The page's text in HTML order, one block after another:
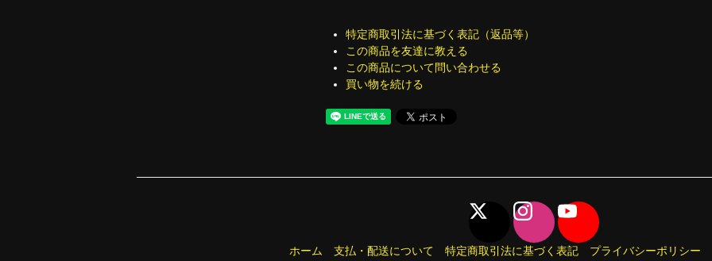
特定商取引法に基づく表記（返品等）
この商品を友達に教える
この商品について問い合わせる
買い物を続ける
ホーム 支払・配送について 特定商取引法に基づく表記 プライバシーポリシー